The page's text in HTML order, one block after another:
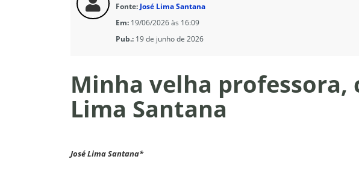
Fonte: José Lima Santana
Em: 19/06/2026 às 16:09
Pub.: 19 de junho de 2026
Minha velha professora,
Lima Santana
José Lima Santana*